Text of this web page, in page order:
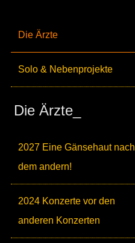
Die Ärzte
Solo & Nebenprojekte
Die Ärzte_
2027 Eine Gänsehaut nach
dem andern!
2024 Konzerte vor den
anderen Konzerten